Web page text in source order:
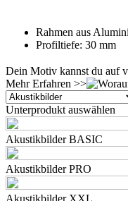
Rahmen aus
Profiltiefe: 30 mm
Dein Motiv kannst du auf
Mehr Erfahren >>
Unterprodukt auswählen
Akustikbilder BASIC
Akustikbilder PRO